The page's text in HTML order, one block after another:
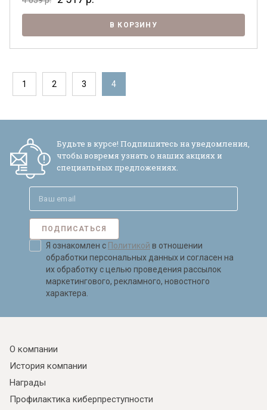
В КОРЗИНУ
1 2 3 4
Будьте в курсе! Подпишитесь на уведомления,
чтобы вовремя узнать о наших акциях и
специальных предложениях.
ПОДПИСАТЬСЯ
Я ознакомлен с Политикой в отношении
обработки персональных данных и согласен на
их обработку с целью проведения рассылок
маркетингового, рекламного, новостного
характера.
О компании
История компании
Награды
Профилактика киберпреступности